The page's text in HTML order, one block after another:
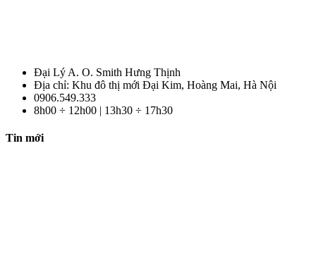
Đại Lý A. O. Smith Hưng Thịnh
Địa chỉ: Khu đô thị mới Đại Kim, Hoàng Mai, Hà Nội
0906.549.333
8h00 ÷ 12h00 | 13h30 ÷ 17h30
Tin mới